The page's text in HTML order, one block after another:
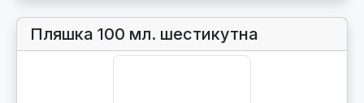
Пляшка 100 мл. шестикутна